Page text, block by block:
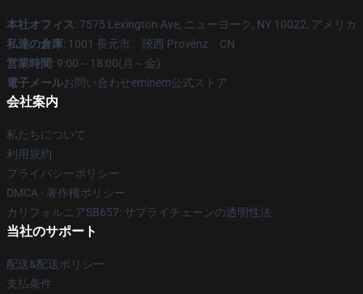
本社オフィス: 7575 Lexington Ave, ニューヨーク, NY 10022, アメリカ
私達の倉庫: 1001 長元市、陝西 Provënz、CN
営業時間: 9:00～18:00(月～金)
電子メールお問い合わせeminem公式ストア
会社案内
私たちについて
利用規約
プライバシーポリシー
DMCA - 著作権ポリシー
カリフォルニアSB657: サプライチェーンの透明性法
当社のサポート
配送&配送ポリシー
支払条件